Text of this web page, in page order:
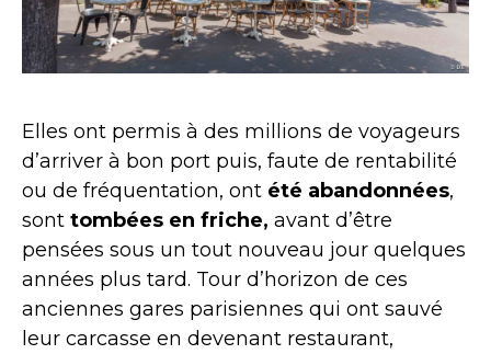
Elles ont permis à des millions de voyageurs
d’arriver à bon port puis, faute de rentabilité
ou de fréquentation, ont été abandonnées,
sont tombées en friche, avant d’être
pensées sous un tout nouveau jour quelques
années plus tard. Tour d’horizon de ces
anciennes gares parisiennes qui ont sauvé
leur carcasse en devenant restaurant,